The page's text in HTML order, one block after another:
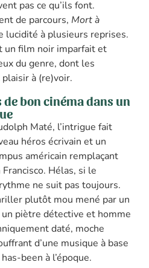
pas ce qu’ils font.
de parcours, Mort à
lucidité à plusieurs reprises.
un film noir imparfait et
du genre, dont les
à (re)voir.
bon cinéma dans un
Maté, l’intrigue fait
héros écrivain et un
américain remplaçant
Hélas, si le
ne suit pas toujours.
plutôt mou mené par un
un piètre détective et homme
daté, moche
d’une musique à base
been à l’époque.